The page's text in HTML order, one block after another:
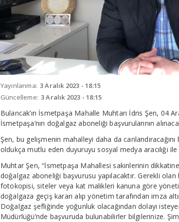
Yayınlanma: 3 Aralık 2023 - 18:15
Güncelleme: 3 Aralık 2023 - 18:15
Bulancak’ın İsmetpaşa Mahalle Muhtarı İdris Şen, 04
İsmetpaşa’nın doğalgaz aboneliği başvurularının
Şen, bu gelişmenin mahalleyi daha da
oldukça mutlu eden duyuruyu sosyal medya aracılığı
Muhtar Şen, “İsmetpaşa Mahallesi sakinlerinin
doğalgaz aboneliği başvurusu yapılacaktır. Gerekli
fotokopisi, siteler veya kat malikleri kanuna göre
doğalgaza geçiş kararı alıp yönetim tarafından imza
Doğalgaz şefliğinde yoğunluk olacağından dolayı
Müdürlüğü’nde başvuruda bulunabilirler bilgilerinize.